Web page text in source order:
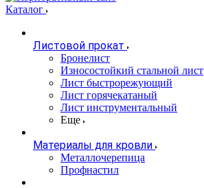
Каталог
Листовой прокат
Бронелист
Износостойкий стальной лист
Лист быстрорежующий
Лист горячекатаный
Лист инструментальный
Еще
Материалы для кровли
Металлочерепица
Профнастил